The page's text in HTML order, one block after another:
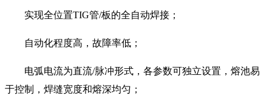
实现全位置TIG管/板的全自动焊接；
自动化程度高，故障率低；
电弧电流为直流/脉冲形式，各参数可独立设置，熔池易
于控制，焊缝宽度和熔深均匀；